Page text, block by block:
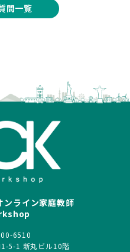
問一覧
ンライン家庭教師
6510
5-1 新丸ビル10階